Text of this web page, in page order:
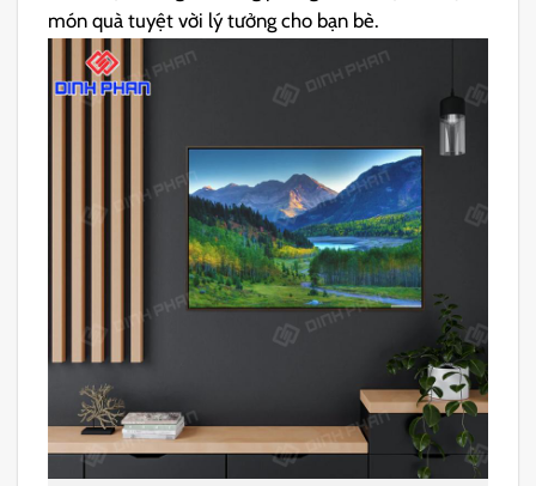
món quà tuyệt vời lý tưởng cho bạn bè.